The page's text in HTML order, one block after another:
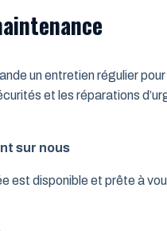
un entretien régulier
et les réparations
sur nous
est disponible et prête à